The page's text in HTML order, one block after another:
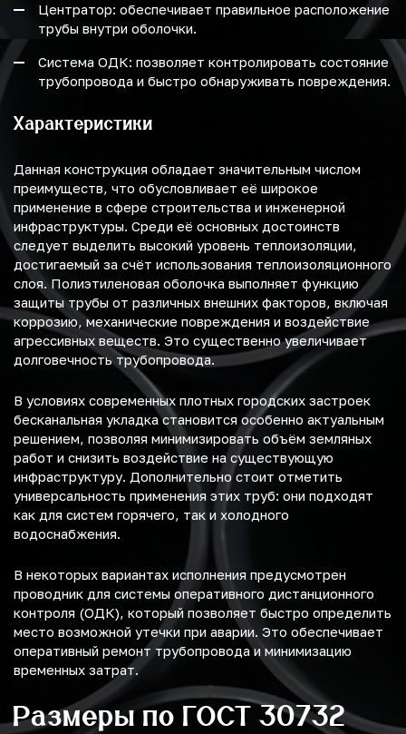
Центратор: обеспечивает правильное расположение
трубы внутри оболочки.
Система ОДК: позволяет контролировать состояние
трубопровода и быстро обнаруживать повреждения.
Характеристики
Данная конструкция обладает значительным числом
преимуществ, что обусловливает её широкое
применение в сфере строительства и инженерной
инфраструктуры. Среди её основных достоинств
следует выделить высокий уровень теплоизоляции,
достигаемый за счёт использования теплоизоляционного
слоя. Полиэтиленовая оболочка выполняет функцию
защиты трубы от различных внешних факторов, включая
коррозию, механические повреждения и воздействие
агрессивных веществ. Это существенно увеличивает
долговечность трубопровода.
В условиях современных плотных городских застроек
бесканальная укладка становится особенно актуальным
решением, позволяя минимизировать объём земляных
работ и снизить воздействие на существующую
инфраструктуру. Дополнительно стоит отметить
универсальность применения этих труб: они подходят
как для систем горячего, так и холодного
водоснабжения.
В некоторых вариантах исполнения предусмотрен
проводник для системы оперативного дистанционного
контроля (ОДК), который позволяет быстро определить
место возможной утечки при аварии. Это обеспечивает
оперативный ремонт трубопровода и минимизацию
временных затрат.
Размеры по ГОСТ 30732